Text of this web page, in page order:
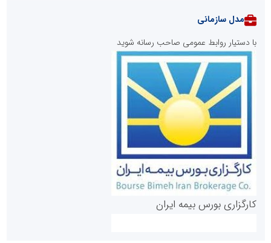
روابط عمومی خبرگزاری گزارش خبر
مدل سازمانی
با دستیار روابط عمومی صاحب رسانه شوید
کارگزاری بورس بیمه ایران